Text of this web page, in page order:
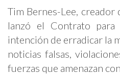
Tim Bernes-Lee,
lanzó el Contrato
intención de erradicar la
noticias falsas,
fuerzas que amenazan